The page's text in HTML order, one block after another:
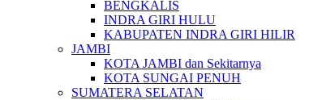
BENGKALIS
INDRA GIRI HULU
KABUPATEN INDRA GIRI HILIR
JAMBI
KOTA JAMBI dan Sekitarnya
KOTA SUNGAI PENUH
SUMATERA SELATAN